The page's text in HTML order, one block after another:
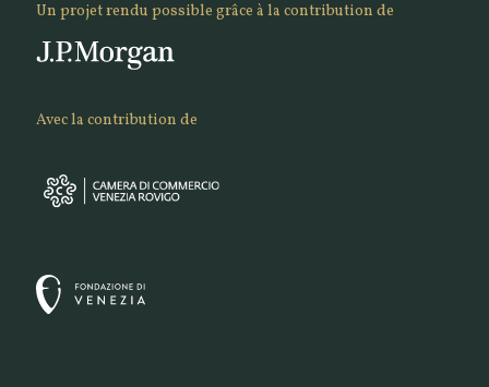
Un projet rendu possible grâce à la contribution de
Avec la contribution de